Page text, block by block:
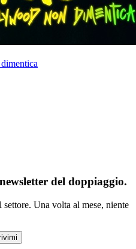
del doppiaggio.
Una volta al mese, niente